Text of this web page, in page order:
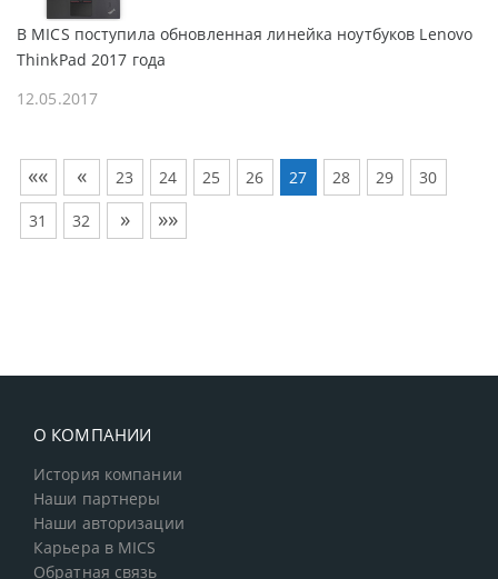
В MICS поступила обновленная линейка ноутбуков Lenovo
ThinkPad 2017 года
12.05.2017
«« « 23 24 25 26 27 28 29 30
31 32 » »»
О КОМПАНИИ
История компании
Наши партнеры
Наши авторизации
Карьера в MICS
Обратная связь